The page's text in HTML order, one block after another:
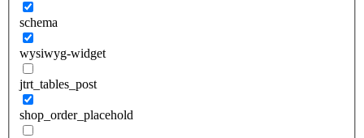
schema
wysiwyg-widget
jtrt_tables_post
shop_order_placehold